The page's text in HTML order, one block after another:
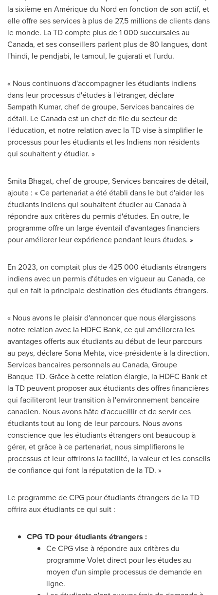
la sixième en Amérique du Nord en fonction de son actif, et
elle offre ses services à plus de 27,5 millions de clients dans
le monde. La TD compte plus de 1 000 succursales au
Canada, et ses conseillers parlent plus de 80 langues, dont
l'hindi, le pendjabi, le tamoul, le gujarati et l'urdu.
« Nous continuons d'accompagner les étudiants indiens
dans leur processus d'études à l'étranger, déclare
Sampath Kumar, chef de groupe, Services bancaires de
détail. Le Canada est un chef de file du secteur de
l'éducation, et notre relation avec la TD vise à simplifier le
processus pour les étudiants et les Indiens non résidents
qui souhaitent y étudier. »
Smita Bhagat, chef de groupe, Services bancaires de détail,
ajoute : « Ce partenariat a été établi dans le but d'aider les
étudiants indiens qui souhaitent étudier au Canadaà
répondre aux critères du permis d'études. En outre, le
programme offre un large éventail d'avantages financiers
pour améliorer leur expérience pendant leurs études. »
En 2023, on comptait plus de 425 000 étudiants étrangers
indiens avec un permis d'études en vigueur au Canada, ce
qui en fait la principale destination des étudiants étrangers.
« Nous avons le plaisir d'annoncer que nous élargissons
notre relation avec la HDFC Bank, ce qui améliorera les
avantages offerts aux étudiants au début de leur parcours
au pays, déclare Sona Mehta, vice-présidente à la direction,
Services bancaires personnels au Canada, Groupe
Banque TD. Grâce à cette relation élargie, la HDFC Bank et
la TD peuvent proposer aux étudiants des offres financières
qui faciliteront leur transition à l'environnement bancaire
canadien. Nous avons hâte d'accueillir et de servir ces
étudiants tout au long de leur parcours. Nous avons
conscience que les étudiants étrangers ont beaucoup à
gérer, et grâce à ce partenariat, nous simplifierons le
processus et leur offrirons la facilité, la valeur et les conseils
de confiance qui font la réputation de la TD. »
Le programme de CPG pour étudiants étrangers de la TD
offrira aux étudiants ce qui suit :
CPG TD pour étudiants étrangers :
Ce CPG vise à répondre aux critères du
programme Volet direct pour les études au
moyen d'un simple processus de demande en
ligne.